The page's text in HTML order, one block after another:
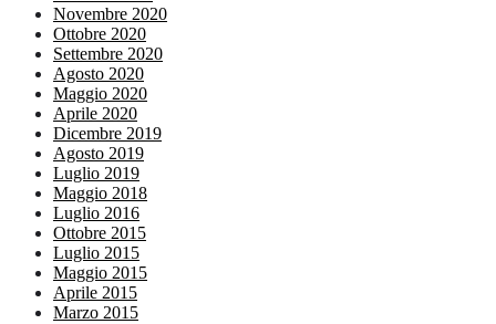
Novembre 2020
Ottobre 2020
Settembre 2020
Agosto 2020
Maggio 2020
Aprile 2020
Dicembre 2019
Agosto 2019
Luglio 2019
Maggio 2018
Luglio 2016
Ottobre 2015
Luglio 2015
Maggio 2015
Aprile 2015
Marzo 2015